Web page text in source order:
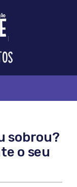
sobrou?
o seu